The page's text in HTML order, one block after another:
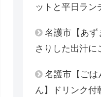
ットと平日ラン
名護市【あず
さりした出汁に
名護市【ごは
ん】ドリンク付